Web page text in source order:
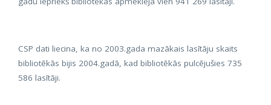
CSP dati liecina, ka no 2003.gada mazākais lasītāju skaits
bibliotēkās bijis 2004.gadā, kad bibliotēkās pulcējušies 735
586 lasītāji.